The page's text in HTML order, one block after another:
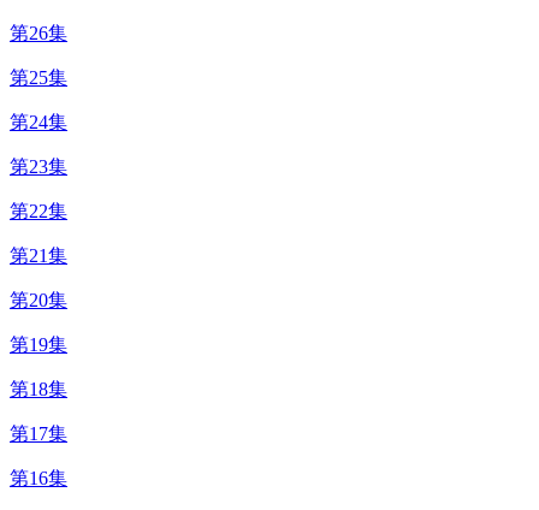
第26集
第25集
第24集
第23集
第22集
第21集
第20集
第19集
第18集
第17集
第16集